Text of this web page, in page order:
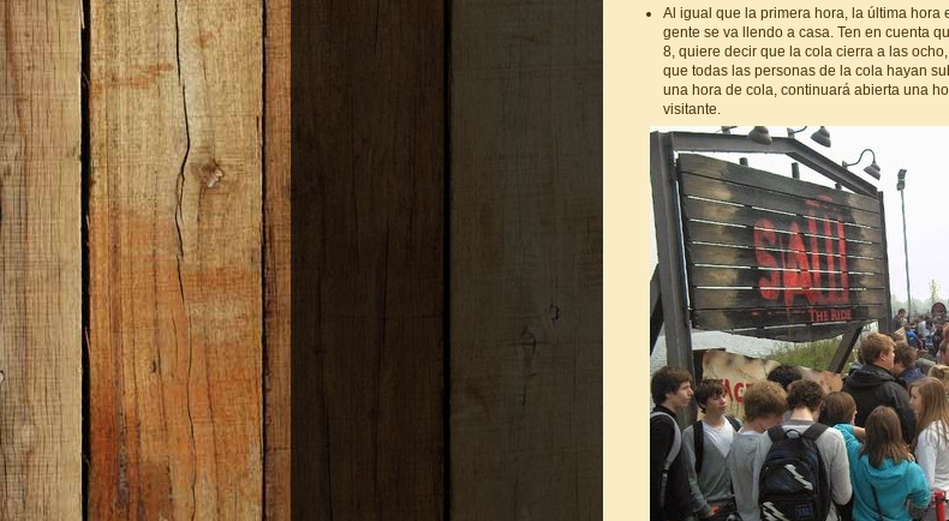
Al igual que la primera hora, la última hora
gente se va llendo a casa. Ten en cuenta
8, quiere decir que la cola cierra a las
que todas las personas de la cola hayan
una hora de cola, continuará abierta una
visitante.